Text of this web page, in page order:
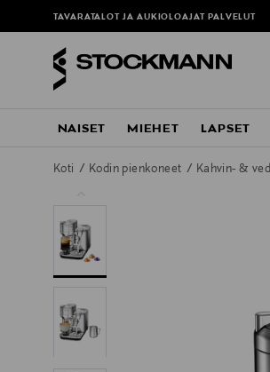
TAVARATALOT JA AUKIOLOAJAT PALVELUT
NAISET MIEHET LAPSET
Koti Kodin pienkoneet Kahvin- &